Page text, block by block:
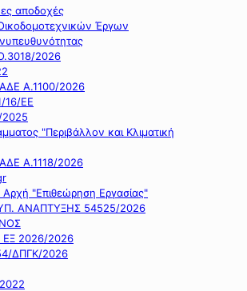
αποδοχές
Έργων
2026
Α.1100/2026
16/ΕΕ
"Περιβάλλον και Κλιματική
Α.1118/2026
Αρχή "Επιθεώρηση Εργασίας"
ΥΠ. ΑΝΑΠΤΥΞΗΣ 54525/2026
ΕΞ 2026/2026
ΔΠΓΚ/2026